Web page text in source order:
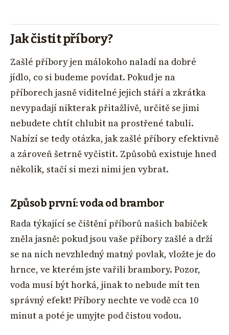
Jak čistit příbory?
Zašlé příbory jen málokoho naladí na dobré
jídlo, co si budeme povídat. Pokud je na
příborech jasně viditelné jejich stáří a zkrátka
nevypadají nikterak přitažlivě, určitě se jimi
nebudete chtít chlubit na prostřené tabuli.
Nabízí se tedy otázka, jak zašlé příbory efektivně
a zároveň šetrně vyčistit. Způsobů existuje hned
několik, stačí si mezi nimi jen vybrat.
Způsob první: voda od brambor
Rada týkající se čištění příborů našich babiček
zněla jasně: pokud jsou vaše příbory zašlé a drží
se na nich nevzhledný matný povlak, vložte je do
hrnce, ve kterém jste vařili brambory. Pozor,
voda musí být horká, jinak to nebude mít ten
správný efekt! Příbory nechte ve vodě cca 10
minut a poté je umyjte pod čistou vodou.